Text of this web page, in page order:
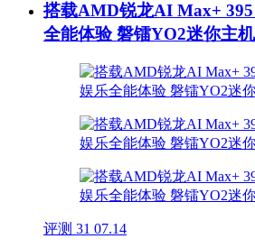
搭载AMD锐龙AI Max+
全能体验 磐镭YO2迷你主
评测 31 07.14